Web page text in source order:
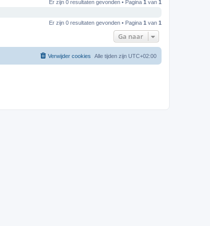
Er zijn 0 resultaten gevonden • Pagina 1 van 1
Er zijn 0 resultaten gevonden • Pagina 1 van 1
Ga naar
Alle tijden zijn UTC+02:00
Verwijder cookies